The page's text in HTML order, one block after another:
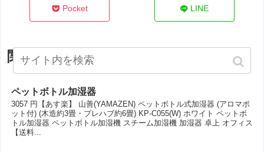
Pocket LINE
関連記事
ペットボトル加湿器
3057 円【あす楽】 山善(YAMAZEN) ペットボトル式加湿器 (アロマポ
ット付) (木造約3畳・プレハブ約6畳) KP-C055(W) ホワイト ペットボ
トル加湿器 ペットボトル加湿機 スチーム加湿機 加湿器 卓上 オフィス
【送料...